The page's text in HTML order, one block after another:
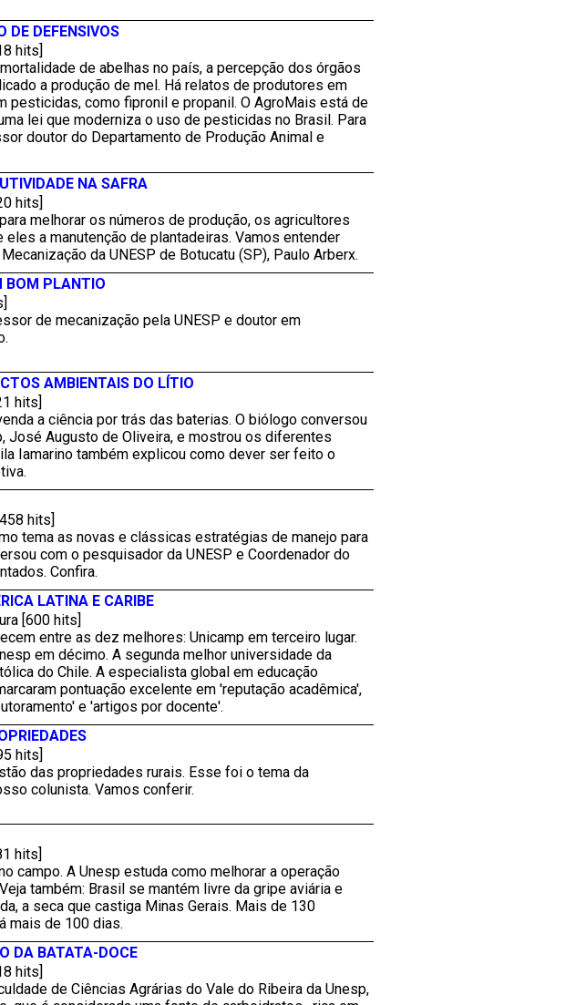
DE DEFENSIVOS
hits]
de abelhas no país, a percepção dos órgãos
a produção de mel. Há relatos de produtores em
pesticidas, como fipronil e propanil. O AgroMais está de
lei que moderniza o uso de pesticidas no Brasil. Para
doutor do Departamento de Produção Animal e
NA SAFRA
hits]
melhorar os números de produção, os agricultores
a manutenção de plantadeiras. Vamos entender
da UNESP de Botucatu (SP), Paulo Arberx.
BOM PLANTIO
de mecanização pela UNESP e doutor em
AMBIENTAIS DO LÍTIO
hits]
a ciência por trás das baterias. O biólogo conversou
José Augusto de Oliveira, e mostrou os diferentes
Iamarino também explicou como dever ser feito o
hits]
tema as novas e clássicas estratégias de manejo para
com o pesquisador da UNESP e Coordenador do
Confira.
LATINA E CARIBE
[600 hits]
entre as dez melhores: Unicamp em terceiro lugar.
em décimo. A segunda melhor universidade da
do Chile. A especialista global em educação
pontuação excelente em 'reputação acadêmica',
e 'artigos por docente'.
hits]
das propriedades rurais. Esse foi o tema da
colunista. Vamos conferir.
hits]
campo. A Unesp estuda como melhorar a operação
também: Brasil se mantém livre da gripe aviária e
a seca que castiga Minas Gerais. Mais de 130
mais de 100 dias.
DA BATATA-DOCE
hits]
de Ciências Agrárias do Vale do Ribeira da Unesp,